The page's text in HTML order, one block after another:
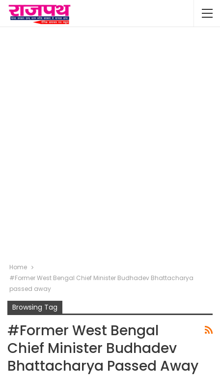
Home
#Former West Bengal Chief Minister Budhadev Bhattacharya
passed away
Browsing Tag
#Former West Bengal
Chief Minister Budhadev
Bhattacharya Passed Away